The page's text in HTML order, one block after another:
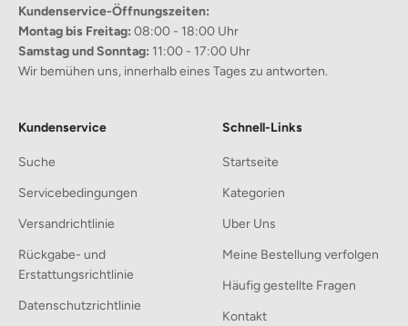
Die weiche Polyesterfüllung sorgt für angenehmen Komfort und
macht das Kissen ideal für längeres Lesen, Fernsehen oder
Ausruhen.
Praktische Seitentaschen
griffbereit.
Abnehmbarer Bezug
Fleckenreinigung pflegen, damit das Kissen lange frisch und
sauber bleibt.
Kundenservice-Öffnungszeiten:
Montag bis Freitag: 08:00 - 18:00 Uhr
Samstag und Sonntag: 11:00 - 17:00 Uhr
Wir bemühen uns, innerhalb eines Tages zu antworten.
Kundenservice
Suche
Servicebedingungen
Versandrichtlinie
Rückgabe- und
Erstattungsrichtlinie
Datenschutzrichtlinie
Schnell-Links
Startseite
Kategorien
Uber Uns
Meine Bestellung verfolgen
Häufig gestellte Fragen
Kontakt